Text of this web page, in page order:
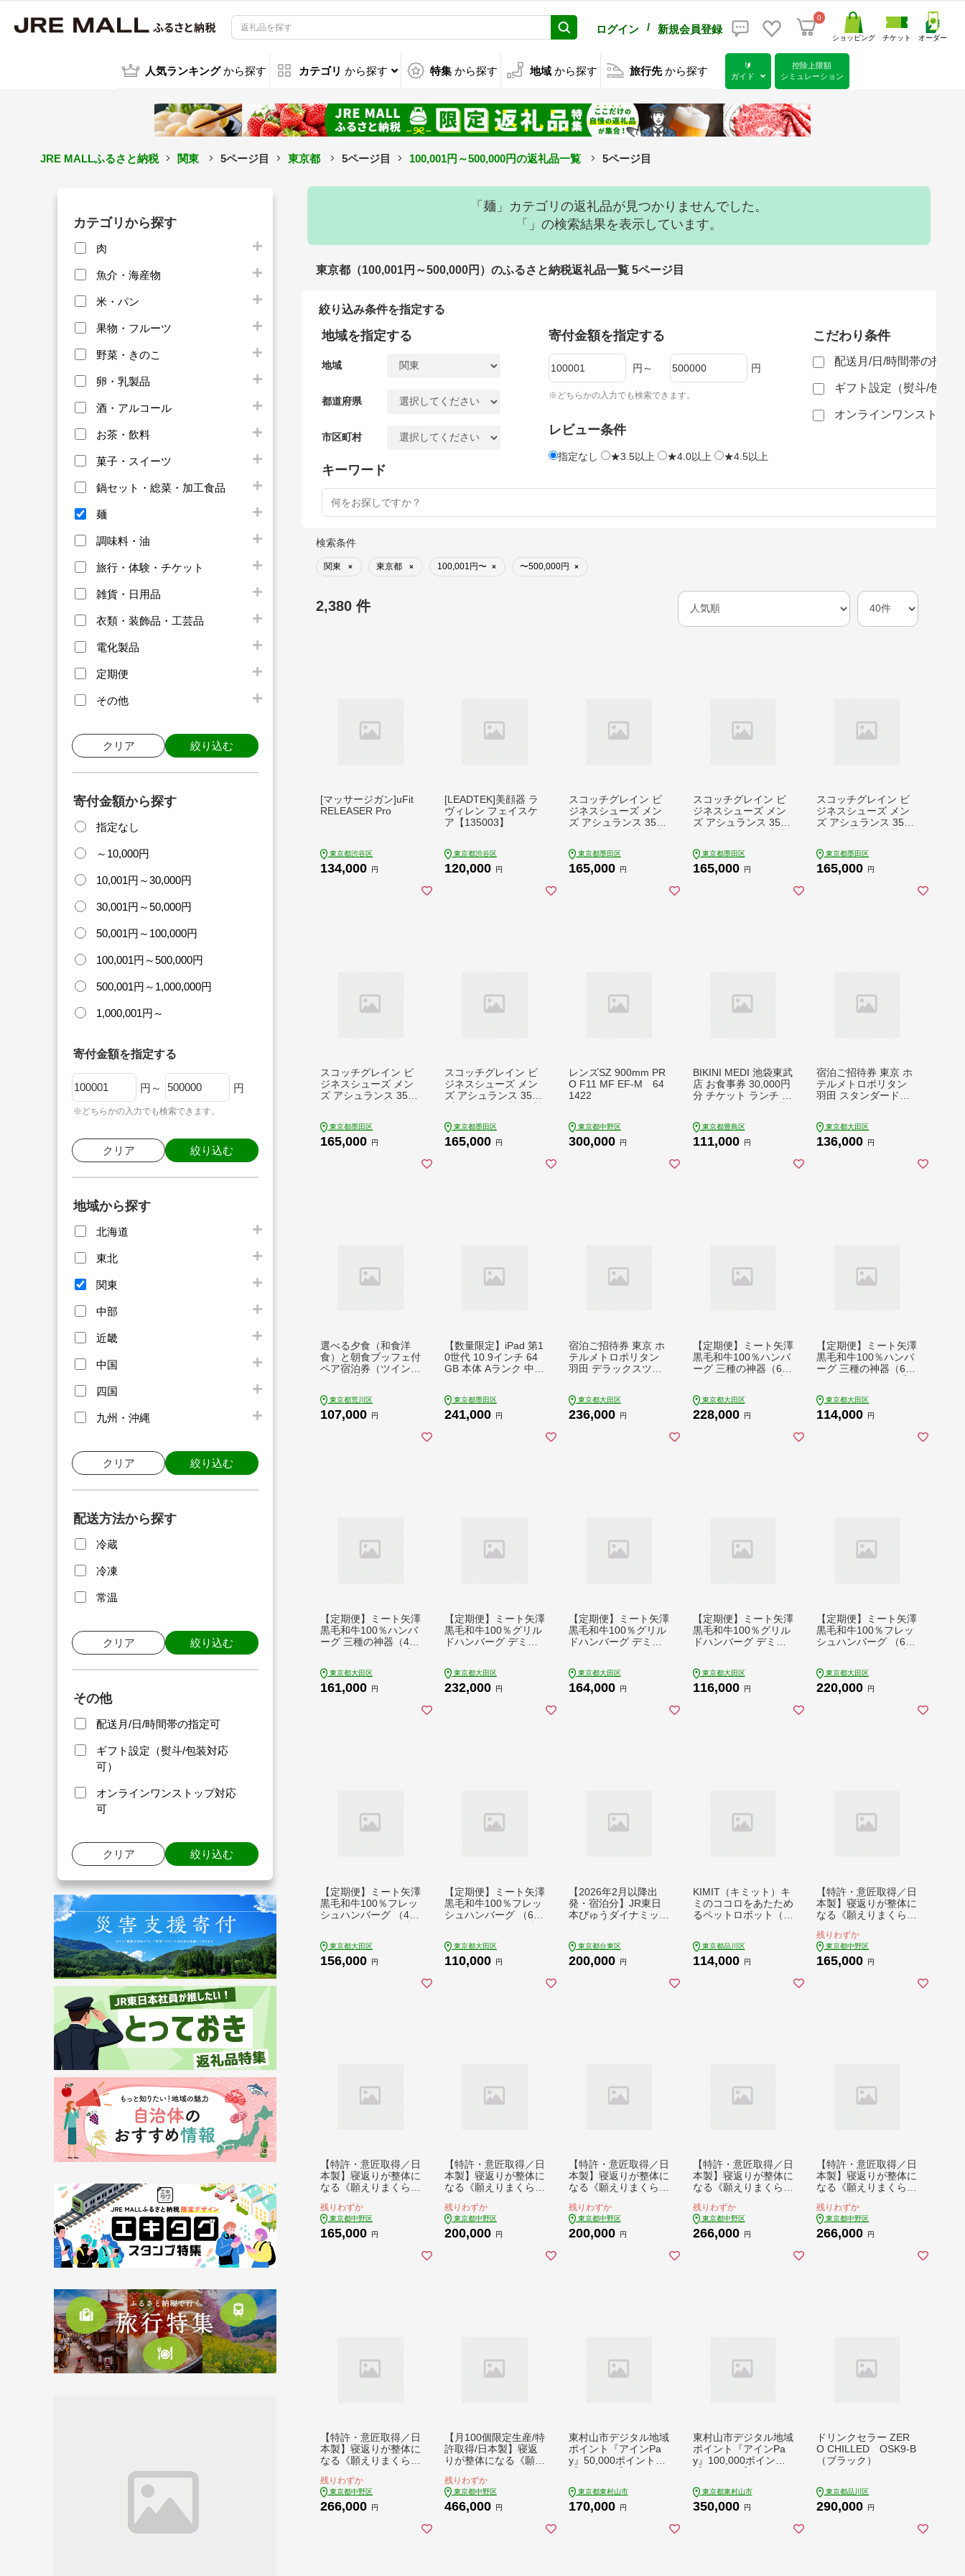
ログイン / 新規会員登録
0
ショッピング チケット オーダー
人気ランキング から探す カテゴリ から探す 特集 から探す 地域 から探す 旅行先 から探す
🔰
ガイド
控除上限額
シミュレーション
JRE MALLふるさと納税 関東 5ページ目 東京都 5ページ目 100,001円～500,000円の返礼品一覧 5ページ目
カテゴリから探す
肉
魚介・海産物
米・パン
果物・フルーツ
野菜・きのこ
卵・乳製品
酒・アルコール
お茶・飲料
菓子・スイーツ
鍋セット・総菜・加工食品
麺
調味料・油
旅行・体験・チケット
雑貨・日用品
衣類・装飾品・工芸品
電化製品
定期便
その他
クリア 絞り込む
寄付金額から探す
指定なし
～10,000円
10,001円～30,000円
30,001円～50,000円
50,001円～100,000円
100,001円～500,000円
500,001円～1,000,000円
1,000,001円～
寄付金額を指定する
円～ 円
※どちらかの入力でも検索できます。
クリア 絞り込む
地域から探す
北海道
東北
関東
中部
近畿
中国
四国
九州・沖縄
クリア 絞り込む
配送方法から探す
冷蔵
冷凍
常温
クリア 絞り込む
その他
配送月/日/時間帯の指定可
ギフト設定（熨斗/包装対応
可）
オンラインワンストップ対応
可
クリア 絞り込む
「麺」カテゴリの返礼品が見つかりませんでした。
「」の検索結果を表示しています。
東京都（100,001円～500,000円）のふるさと納税返礼品一覧 5ページ目
絞り込み条件を指定する
地域を指定する
地域
都道府県
市区町村
寄付金額を指定する
円～ 円
※どちらかの入力でも検索できます。
レビュー条件
指定なし ★3.5以上 ★4.0以上 ★4.5以上
こだわり条件
配送月/日/時間帯の指定
ギフト設定（熨斗/包装
オンラインワンストップ
キーワード
検索条件
関東 × 東京都 × 100,001円〜 × 〜500,000円 ×
2,380 件
[マッサージガン]uFit
RELEASER Pro
東京都渋谷区
134,000 円
[LEADTEK]美顔器 ラ
ヴィレン フェイスケ
ア【135003】
東京都渋谷区
120,000 円
スコッチグレイン ビ
ジネスシューズ メン
ズ アシュランス 3525
料 ギフト
東京都墨田区
165,000 円
スコッチグレイン ビ
ジネスシューズ メン
ズ アシュランス 3526
送料無料 ギフト
東京都墨田区
165,000 円
スコッチグレイン ビ
ジネスシューズ メン
ズ アシュランス 3529
フト東京都墨田区
165,000 円
スコッチグレイン ビ
ジネスシューズ メン
ズ アシュランス 3520
料 ギフト
東京都墨田区
165,000 円
スコッチグレイン ビ
ジネスシューズ メン
ズ アシュランス 3524
料 ギフト
東京都墨田区
165,000 円
レンズSZ 900mm PR
O F11 MF EF-M 64
1422
東京都中野区
300,000 円
BIKINI MEDI 池袋東武
店 お食事券 30,000円
分 チケット ランチ デ
東京都
東京都豊島区
111,000 円
宿泊ご招待券 東京 ホ
テルメトロポリタン
羽田 スタンダードツ
1室2名様 羽田空港 ホ
テル 景色 レストラン
東京都大田区
136,000 円
選べる夕食（和食洋
食）と朝食ブッフェ付
ペア宿泊券（ツインル
【019-001】 東京 ホ
テル 宿泊券 利用券 日
東京都荒川区
107,000 円
【数量限定】iPad 第1
0世代 10.9インチ 64
GB 本体 Aランク 中古
プル タブレット Wi-Fi
東京都墨田区
241,000 円
宿泊ご招待券 東京 ホ
テルメトロポリタン
羽田 デラックスツイ
様 羽田空港 ホテル 景
色 レストラン
東京都大田区
236,000 円
【定期便】ミート矢澤
黒毛和牛100％ハンバ
ーグ 三種の神器（6食
リジナルソース 専門
店 赤身肉 サーロイン
東京都大田区
228,000 円
【定期便】ミート矢澤
黒毛和牛100％ハンバ
ーグ 三種の神器（6食
リジナルソース 専門
店 赤身肉 サーロイン
東京都大田区
114,000 円
【定期便】ミート矢澤
黒毛和牛100％ハンバ
ーグ 三種の神器（4食
リジナルソース 専門
店 赤身肉 サーロイン
東京都大田区
161,000 円
【定期便】ミート矢澤
黒毛和牛100％グリル
ドハンバーグ デミグ
スハンバーグ 黒毛和
牛 肉々しい ジューシ
東京都大田区
232,000 円
【定期便】ミート矢澤
黒毛和牛100％グリル
ドハンバーグ デミグ
スハンバーグ 黒毛和
牛 肉々しい ジューシ
東京都大田区
164,000 円
【定期便】ミート矢澤
黒毛和牛100％グリル
ドハンバーグ デミグ
スハンバーグ 黒毛和
牛 肉々しい ジューシ
東京都大田区
116,000 円
【定期便】ミート矢澤
黒毛和牛100％フレッ
シュハンバーグ （6食
ソース 専門店 赤身肉
サーロイン シャトー
東京都大田区
220,000 円
【定期便】ミート矢澤
黒毛和牛100％フレッ
シュハンバーグ （4食
ソース 専門店 赤身肉
サーロイン シャトー
東京都大田区
156,000 円
【定期便】ミート矢澤
黒毛和牛100％フレッ
シュハンバーグ （6食
ソース 専門店 赤身肉
サーロイン シャトー
東京都大田区
110,000 円
【2026年2月以降出
発・宿泊分】JR東日
本びゅうダイナミック
京都台東区）※2027
年1月31日出発・宿泊
東京都台東区
200,000 円
KIMIT（キミット）キ
ミのココロをあたため
るペットロボット（ホ
東京都品川区
114,000 円
【特許・意匠取得／日
本製】寝返りが整体に
なる《願えりまくら
残りわずか
東京都中野区
165,000 円
【特許・意匠取得／日
本製】寝返りが整体に
なる《願えりまくら
残りわずか
東京都中野区
165,000 円
【特許・意匠取得／日
本製】寝返りが整体に
なる《願えりまくら
残りわずか
東京都中野区
200,000 円
【特許・意匠取得／日
本製】寝返りが整体に
なる《願えりまくら
残りわずか
東京都中野区
200,000 円
【特許・意匠取得／日
本製】寝返りが整体に
なる《願えりまくらＬ
ビー
残りわずか
東京都中野区
266,000 円
【特許・意匠取得／日
本製】寝返りが整体に
なる《願えりまくらＬ
ビー
残りわずか
東京都中野区
266,000 円
【特許・意匠取得／日
本製】寝返りが整体に
なる《願えりまくらＬ
ジュ
残りわずか
東京都中野区
266,000 円
【月100個限定生産/特
許取得/日本製】寝返
りが整体になる《願え
残りわずか
東京都中野区
466,000 円
東村山市デジタル地域
ポイント『アインPa
y』50,000ポイント
東京都東村山市
170,000 円
東村山市デジタル地域
ポイント『アインPa
y』100,000ポイント
東京都東村山市
350,000 円
ドリンクセラー ZER
O CHILLED OSK9-B
（ブラック）
東京都品川区
290,000 円